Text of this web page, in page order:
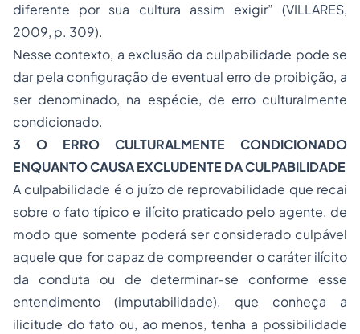
diferente por sua cultura assim exigir” (VILLARES,
2009, p. 309).
Nesse contexto, a exclusão da culpabilidade pode se
dar pela configuração de eventual erro de proibição, a
ser denominado, na espécie, de erro culturalmente
condicionado.
3
O ERRO CULTURALMENTE
CONDICIONADO
ENQUANTOCAUSAEXCLUDENTE DACULPABILIDADE
A culpabilidade é o juízo de reprovabilidade que recai
sobre o fato típico e ilícito praticado pelo agente, de
modo que somente poderá ser considerado culpável
aquele que for capaz de compreender o caráter ilícito
da conduta ou de determinar-se conforme esse
entendimento (imputabilidade), que conheça a
ilicitude do fato ou, ao menos, tenha a possibilidade